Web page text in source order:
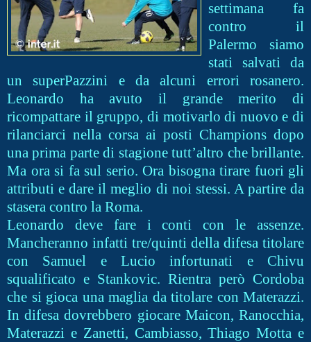
settimana fa
contro il
Palermo siamo
stati salvati da
un superPazzini e da alcuni errori rosanero.
Leonardo ha avuto il grande merito di
ricompattare il gruppo, di motivarlo di nuovo e di
rilanciarci nella corsa ai posti Champions dopo
una prima parte di stagione tutt’altro che brillante.
Ma ora si fa sul serio. Ora bisogna tirare fuori gli
attributi e dare il meglio di noi stessi. A partire da
stasera contro la Roma.
Leonardo deve fare i conti con le assenze.
Mancheranno infatti tre/quinti della difesa titolare
con Samuel e Lucio infortunati e Chivu
squalificato e Stankovic. Rientra però Cordoba
che si gioca una maglia da titolare con Materazzi.
In difesa dovrebbero giocare Maicon, Ranocchia,
Materazzi e Zanetti, Cambiasso, Thiago Motta e